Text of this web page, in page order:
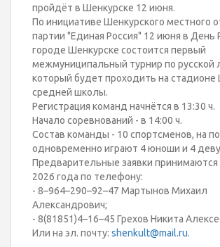
пройдёт в Шенкурске 12 июня.
По инициативе Шенкурского местного
партии "Единая Россия" 12 июня в День
городе Шенкурске состоится первый
межмуниципальный турнир по русской
который будет проходить на стадионе
средней школы.
Регистрация команд начнётся в 13:30 ч.
Начало соревнований - в 14:00 ч.
Состав команды - 10 спортсменов, на
одновременно играют 4 юноши и 4
Предварительные заявки
2026 года по телефону:
- 8–964–290–92–47 Мартынов Михаил
Александрович;
- 8(81851)4–16–45 Грехов Никита
Или на эл. почту: shenkult@mail.ru.